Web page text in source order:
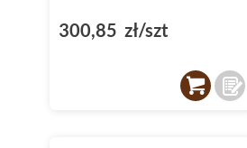
300,85 zł/szt